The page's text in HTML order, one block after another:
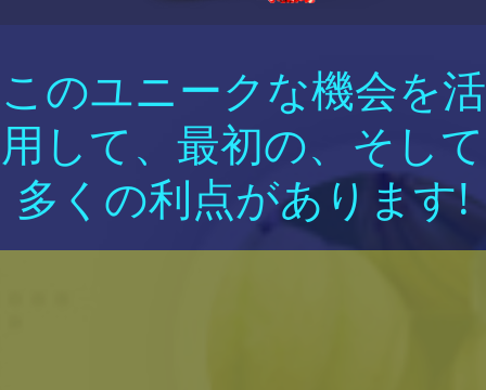
このユニークな機会を活
用して、最初の、そして
多くの利点があります!